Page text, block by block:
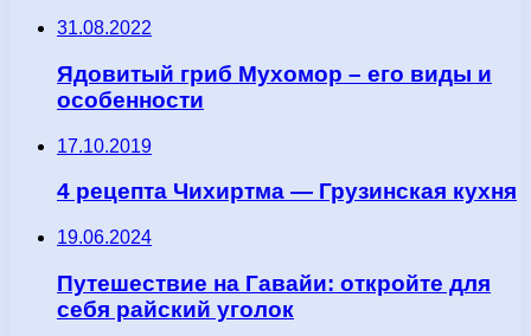
31.08.2022
Ядовитый гриб Мухомор – его виды и
особенности
17.10.2019
4 рецепта Чихиртма — Грузинская кухня
19.06.2024
Путешествие на Гавайи: откройте для
себя райский уголок